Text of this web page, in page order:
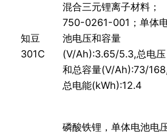
知豆
301C
混合三元锂离子材料；
750-0261-001；单体
池电压和容量
(V/Ah):3.65/5.3,总电压
和总容量(V/Ah):73/
总电能(kWh):12.4
磷酸铁锂，单体电池电